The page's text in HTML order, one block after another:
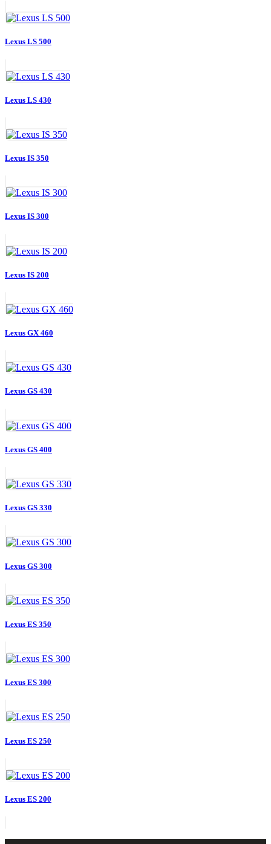
Lexus LS 500
Lexus LS 430
Lexus IS 350
Lexus IS 300
Lexus IS 200
Lexus GX 460
Lexus GS 430
Lexus GS 400
Lexus GS 330
Lexus GS 300
Lexus ES 350
Lexus ES 300
Lexus ES 250
Lexus ES 200